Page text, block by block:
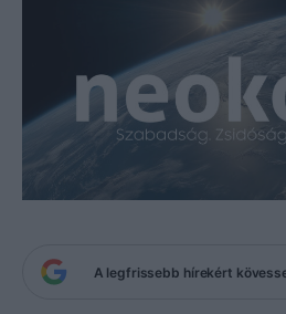
A legfrissebb hírekért